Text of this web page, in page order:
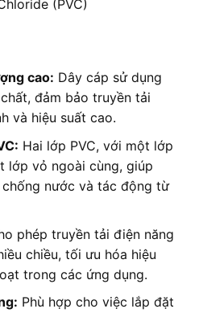
(PVC)
cao: Dây cáp sử dụng
đảm bảo truyền tải
và hiệu suất cao.
Hai lớp PVC, với một lớp
lớp vỏ ngoài cùng, giúp
nước và tác động từ
phép truyền tải điện năng
chiều, tối ưu hóa hiệu
trong các ứng dụng.
Phù hợp cho việc lắp đặt